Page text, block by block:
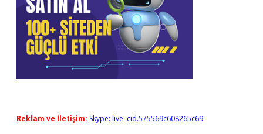
Reklam ve İletişim: Skype: live:.cid.575569c608265c69